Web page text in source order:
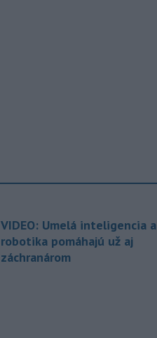
VIDEO: Umelá inteligencia a
robotika pomáhajú už aj
záchranárom